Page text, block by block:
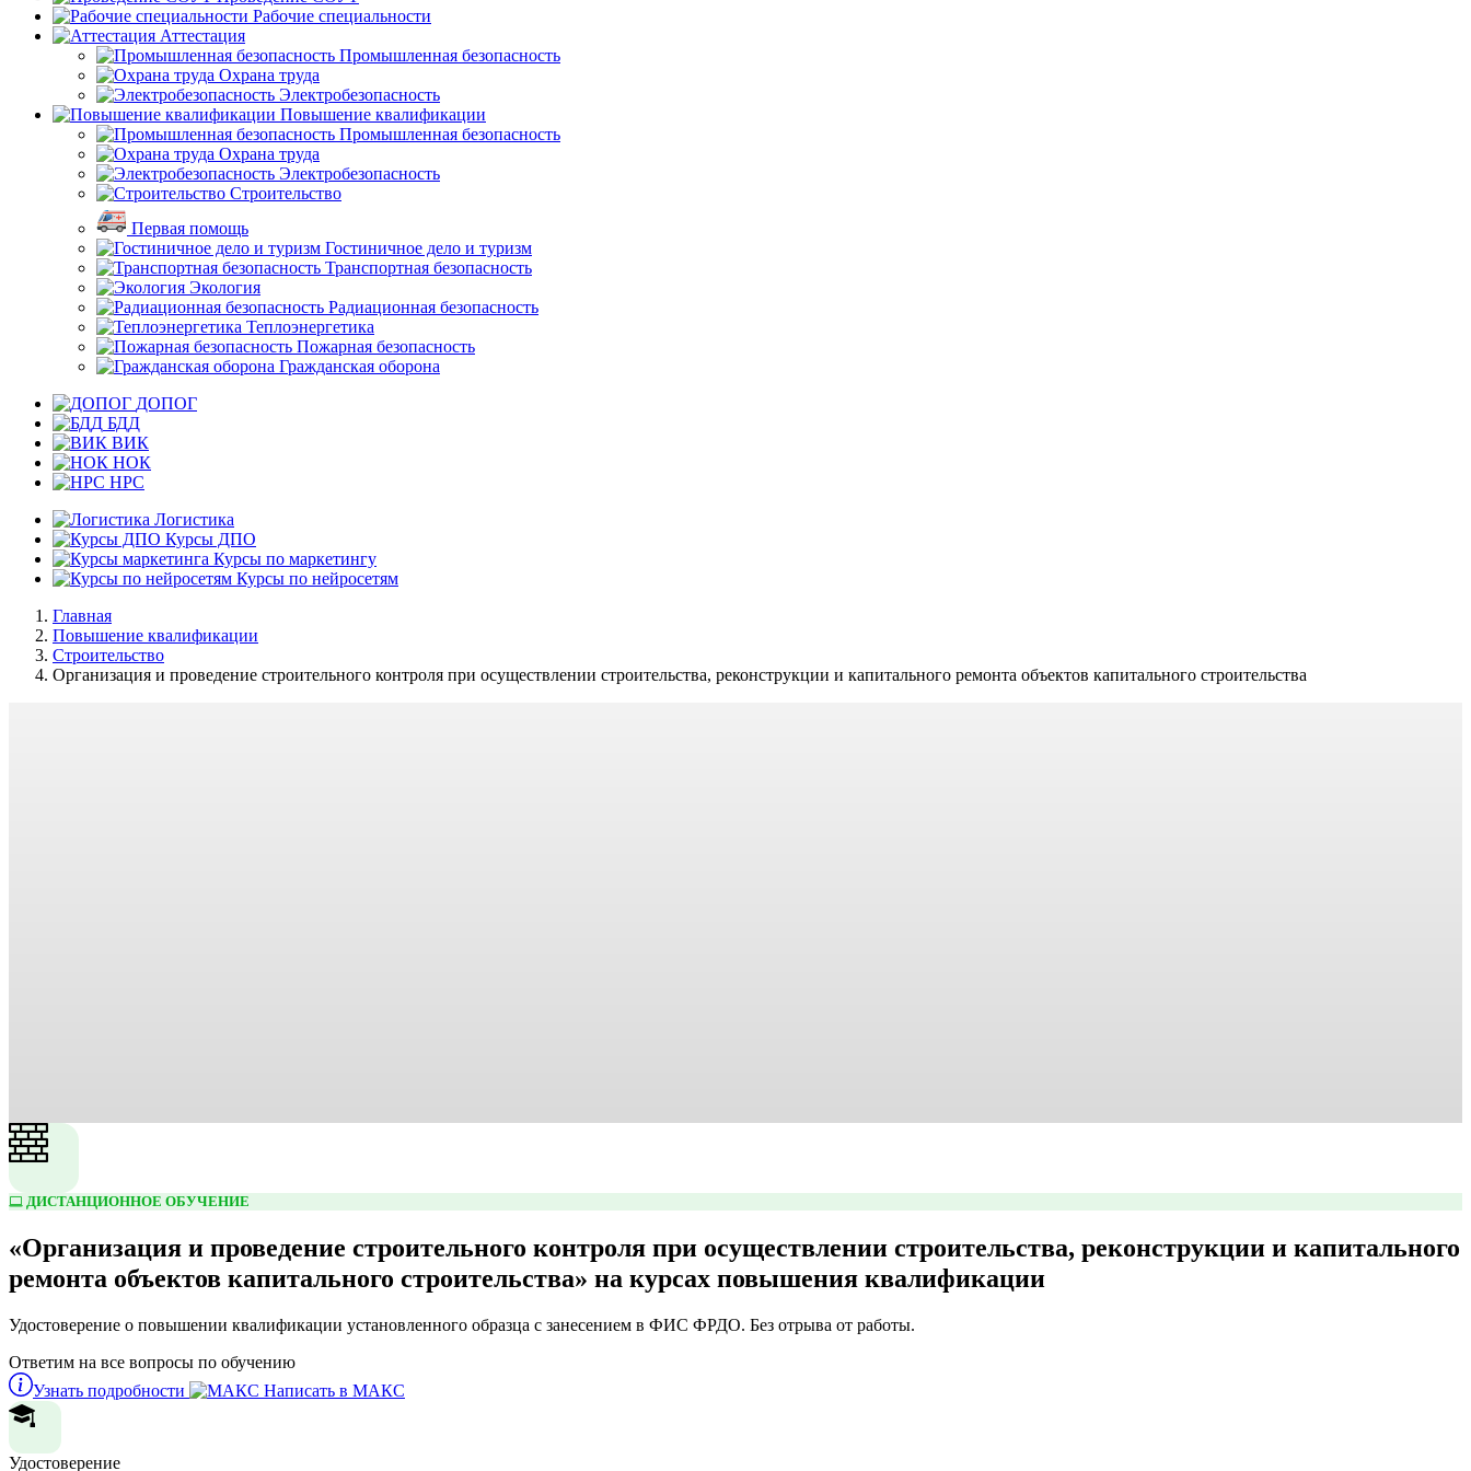
Рабочие специальности
Аттестация
Промышленная безопасность
Охрана труда
Электробезопасность
Повышение квалификации
Промышленная безопасность
Охрана труда
Электробезопасность
Строительство
Первая помощь
Гостиничное дело и туризм
Транспортная безопасность
Экология
Радиационная безопасность
Теплоэнергетика
Пожарная безопасность
Гражданская оборона
ДОПОГ
БДД
ВИК
НОК
НРС
Логистика
Курсы ДПО
Курсы по маркетингу
Курсы по нейросетям
Главная
Повышение квалификации
Строительство
Организация и проведение строительного контроля при осуществлении строительства, реконструкции и капитального ремонта объектов капитального строительства
ДИСТАНЦИОННОЕ ОБУЧЕНИЕ
«Организация и проведение строительного контроля при осуществлении строительства, реконструкции и капитального
ремонта объектов капитального строительства» на курсах повышения квалификации
Удостоверение о повышении квалификации установленного образца с занесением в ФИС ФРДО. Без отрыва от работы.
Ответим на все вопросы по обучению
Узнать подробности
Написать в МАКС
Удостоверение